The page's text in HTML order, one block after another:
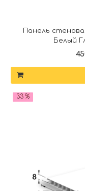
Панель
Белый
33 %